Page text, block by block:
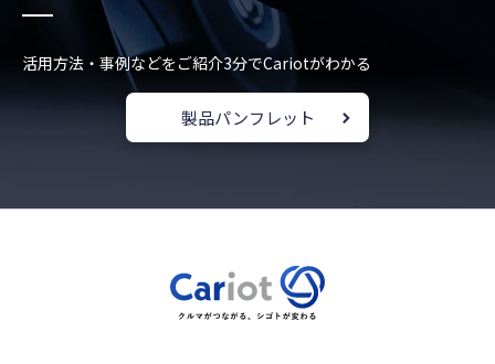
活用方法・事例などをご紹介3分でCariotがわかる
製品パンフレット